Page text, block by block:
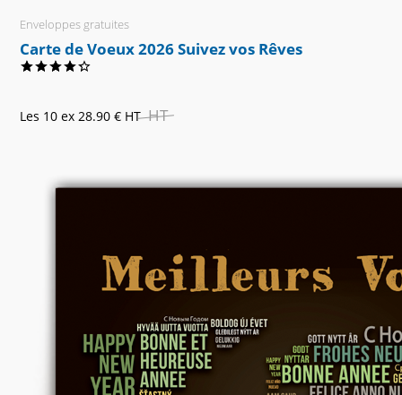
Enveloppes gratuites
Carte de Voeux 2026 Suivez vos Rêves
Les 10 ex 28.90 € HT HT